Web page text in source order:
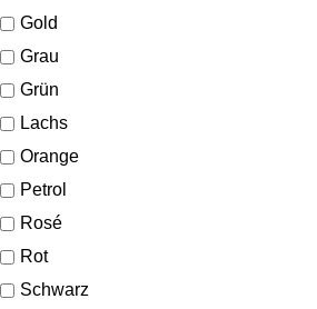
Gold
Grau
Grün
Lachs
Orange
Petrol
Rosé
Rot
Schwarz